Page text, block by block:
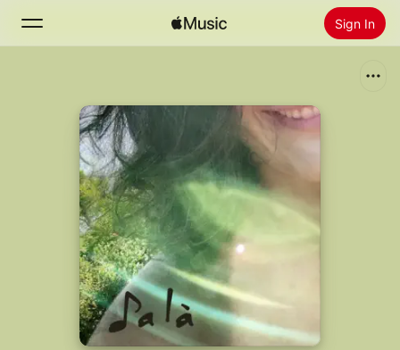
Sign In
Home
Radio
Install Apple Music